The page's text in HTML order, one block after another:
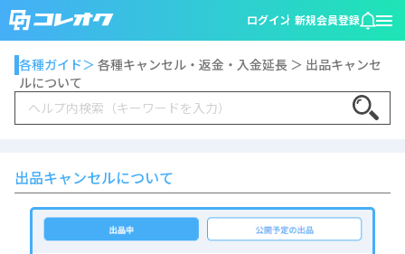
ログイン 新規会員登録
各種ガイド＞ 各種キャンセル・返金・入金延長 ＞ 出品キャンセ
ルについて
Search
出品キャンセルについて